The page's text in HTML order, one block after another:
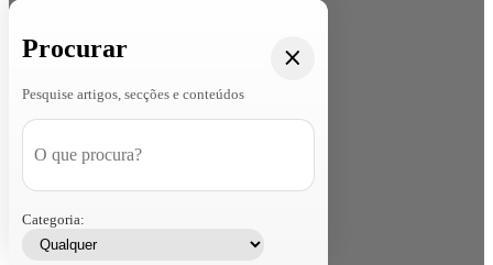
Procurar
Pesquise artigos, secções e conteúdos
Categoria: